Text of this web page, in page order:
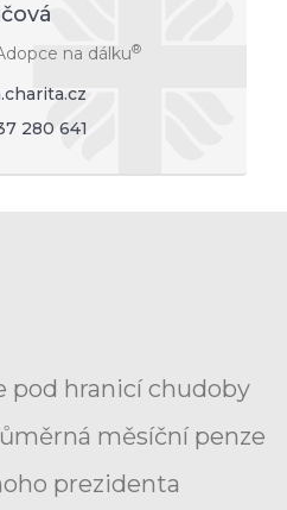
na dálku®
280 641
pod hranicí chudoby
měsíční penze
prezidenta